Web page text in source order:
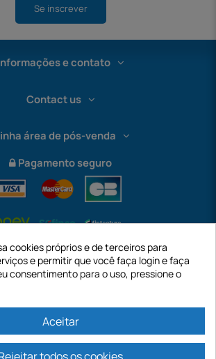
Se inscrever
e contato
Contact us
área de pós-venda
Pagamento seguro
cookies próprios e de terceiros para
e permitir que você faça login e faça
consentimento para o uso, pressione o
Aceitar